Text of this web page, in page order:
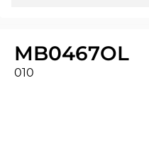
MB0467OL
010